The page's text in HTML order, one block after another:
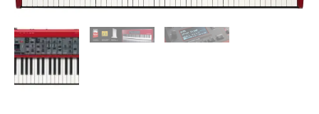
NORD
Sintetizador
De
Teclas